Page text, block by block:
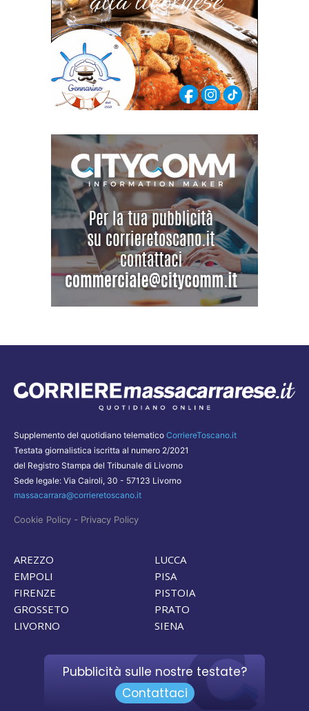
Supplemento del quotidiano telematico CorriereToscano.it
Testata giornalistica iscritta al numero 2/2021
del Registro Stampa del Tribunale di Livorno
Sede legale: Via Cairoli, 30 - 57123 Livorno
massacarrara@corrieretoscano.it
Cookie Policy - Privacy Policy
AREZZO
EMPOLI
FIRENZE
GROSSETO
LIVORNO
LUCCA
PISA
PISTOIA
PRATO
SIENA
Pubblicità sulle nostre testate?
Contattaci